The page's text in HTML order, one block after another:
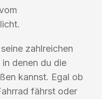
zahlreichen
denen du die
kannst. Egal ob
fährst oder